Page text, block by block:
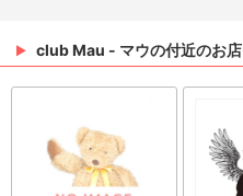
club Mau - マウの付近のお店